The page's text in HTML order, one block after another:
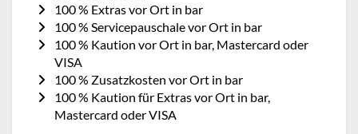
100 % Extras vor Ort in bar
100 % Servicepauschale vor Ort in bar
100 % Kaution vor Ort in bar, Mastercard oder
VISA
100 % Zusatzkosten vor Ort in bar
100 % Kaution für Extras vor Ort in bar,
Mastercard oder VISA